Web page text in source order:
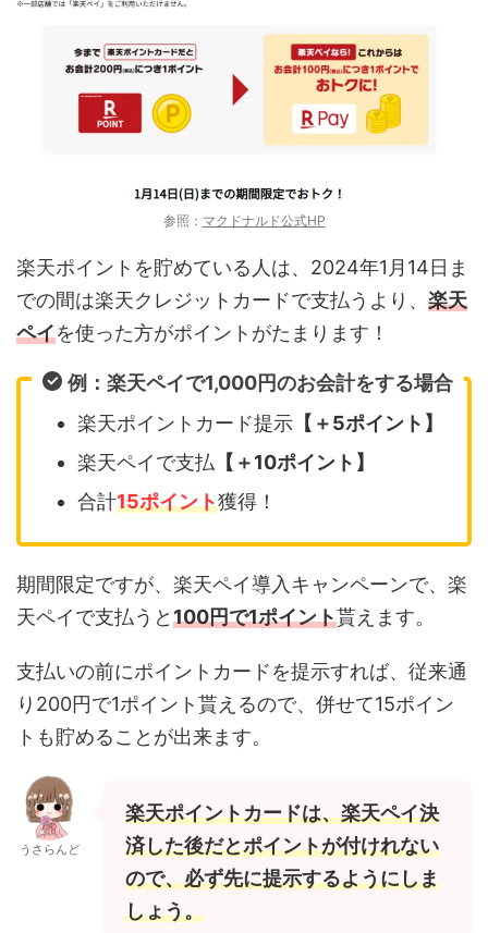
参照： マクドナルド公式HP
楽天ポイントを貯めている人は、2024年1月14日ま
での間は楽天クレジットカードで支払うより、 楽天
ペイを使った方がポイントがたまります！
例：楽天ペイで1,000円のお会計をする場合
楽天ポイントカード提示 【＋5ポイント】
楽天ペイで支払 【＋10ポイント】
合計15ポイント獲得！
期間限定ですが、楽天ペイ導入キャンペーンで、楽
天ペイで支払うと100円で1ポイント貰えます。
支払いの前にポイントカードを提示すれば、従来通
り200円で1ポイント貰えるので、併せて15ポイン
トも貯めることが出来ます。
うさらんど
楽天ポイントカードは、楽天ペイ決
済した後だとポイントが付けれない
ので、必ず先に提示するようにしま
しょう。